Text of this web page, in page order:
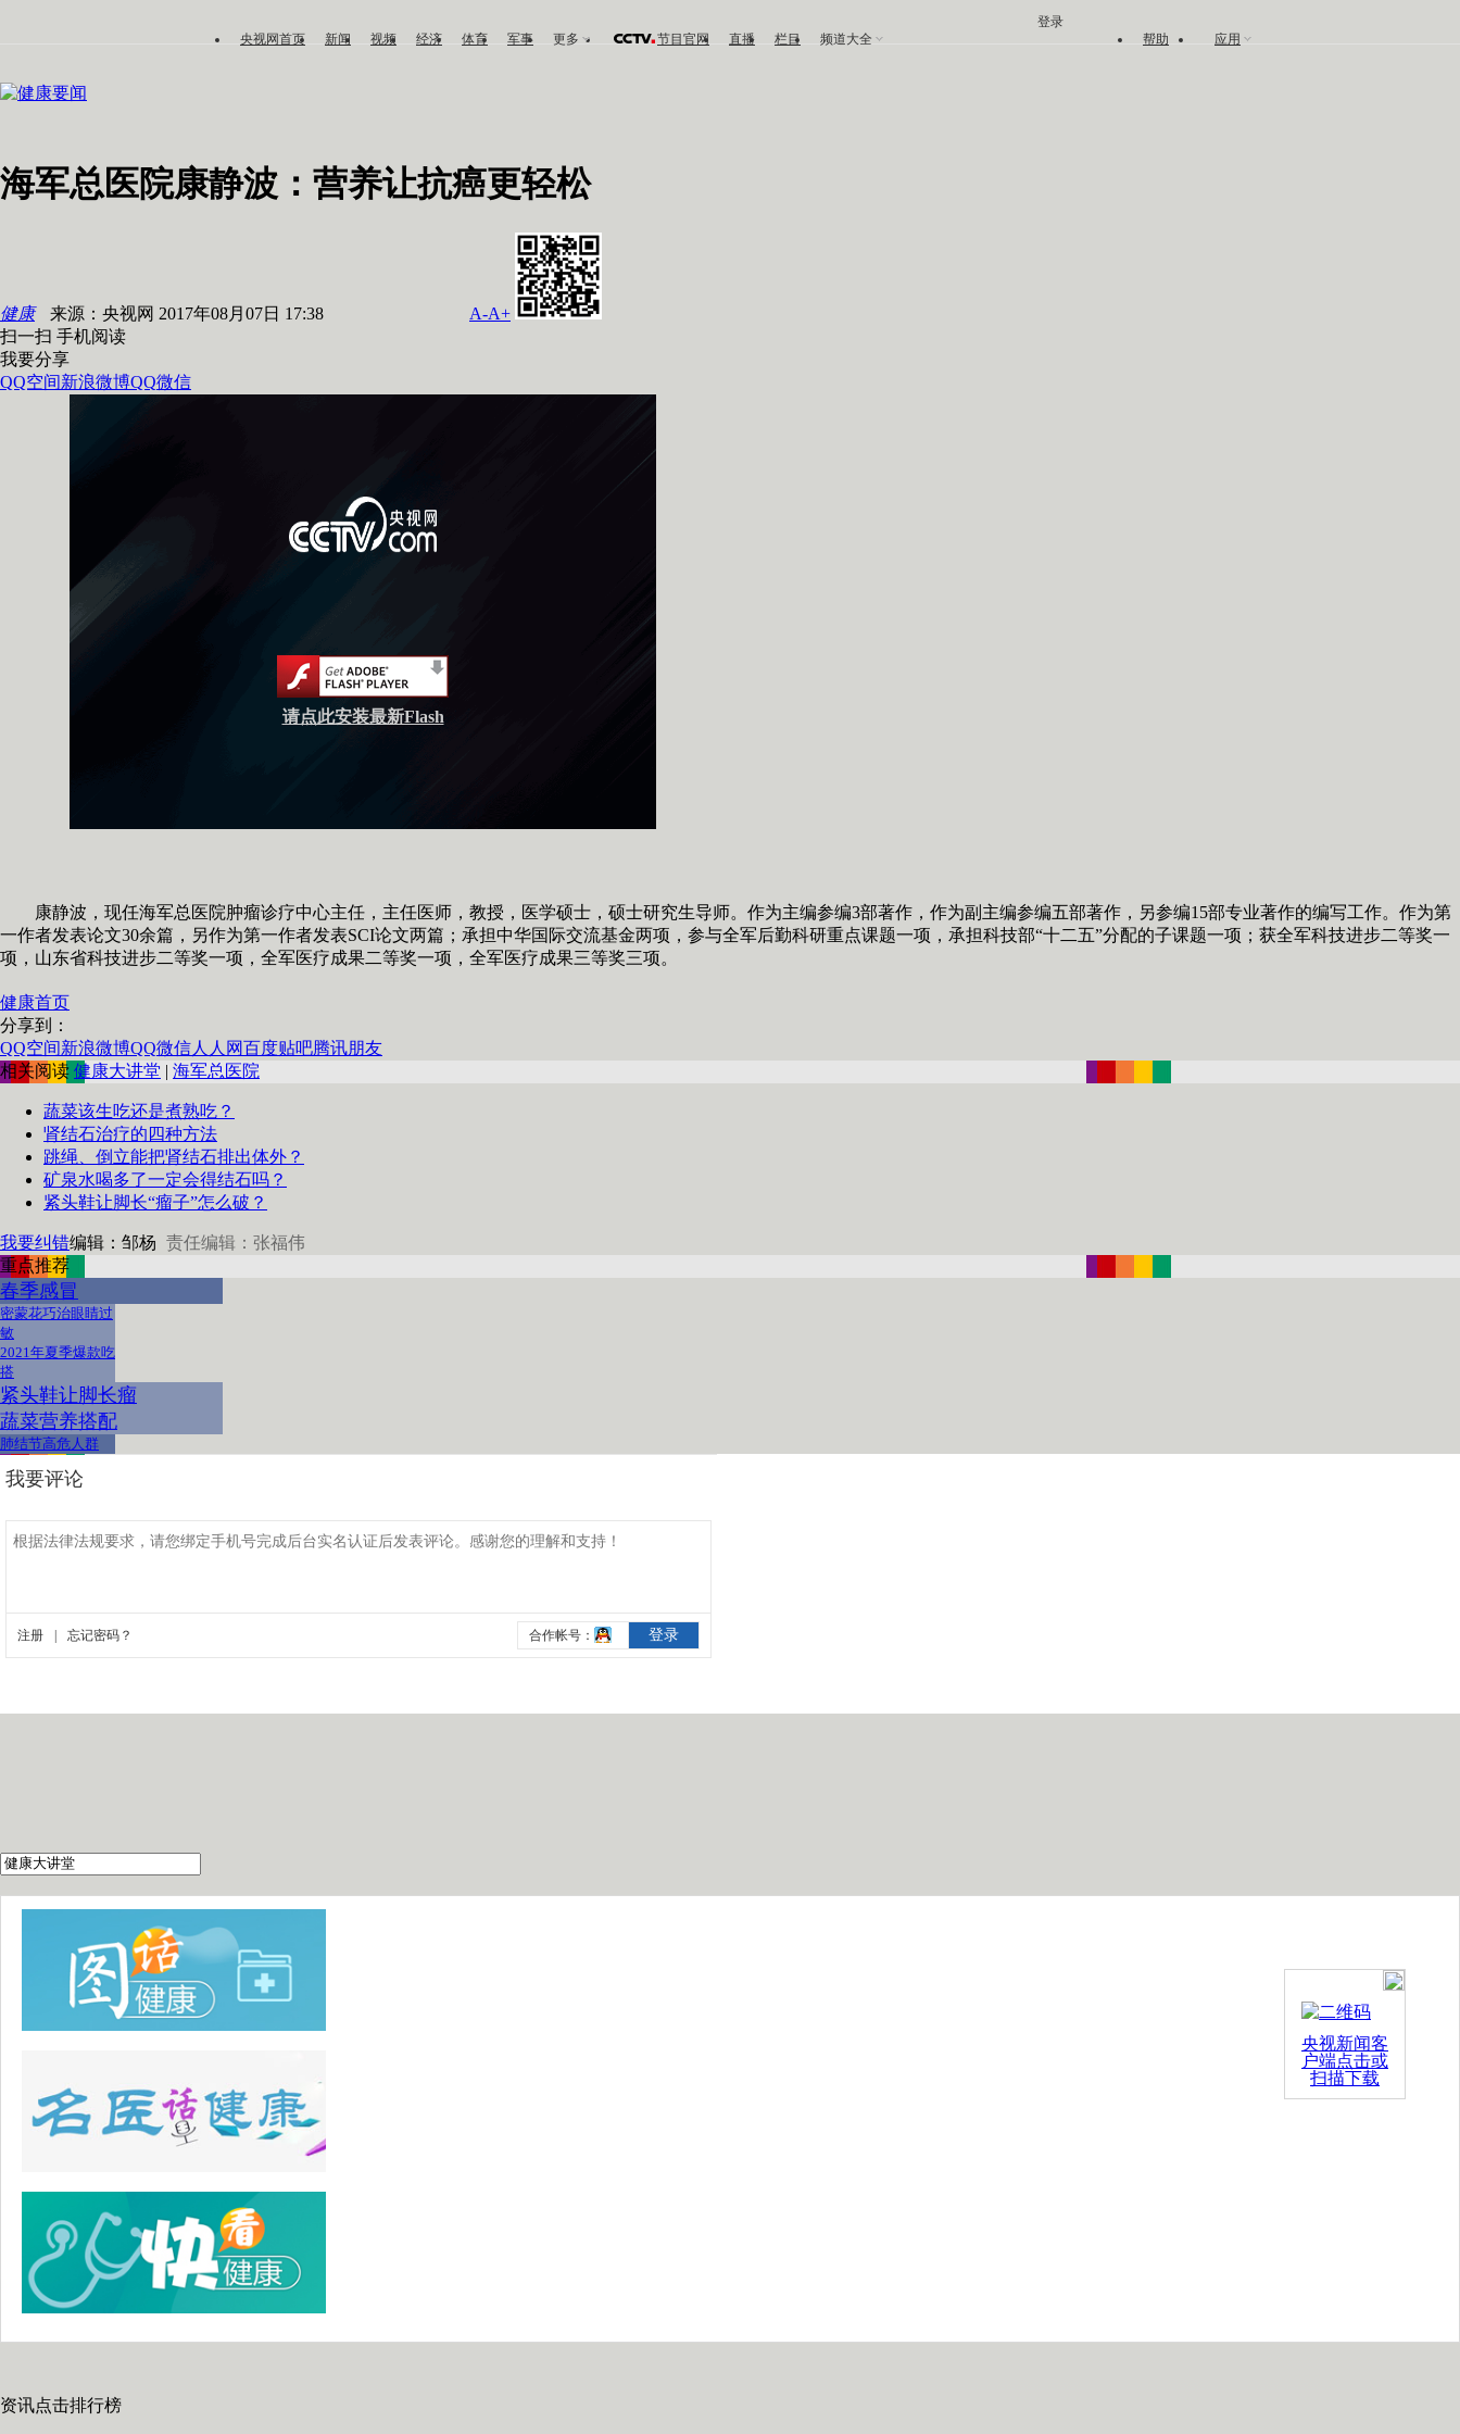
央视新闻客
户端点击或
扫描下载
央视网首页 新闻 视频 经济 体育 军事 更多 节目官网 直播 栏目 频道大全 帮助 应用
登录
健康要闻
海军总医院康静波：营养让抗癌更轻松
健康 来源：央视网 2017年08月07日 17:38 A-A+
扫一扫 手机阅读
我要分享
QQ空间新浪微博QQ微信
请点此安装最新Flash
康静波，现任海军总医院肿瘤诊疗中心主任，主任医师，教授，医学硕士，硕士研究生导师。作为主编参编3部著作，作为副主编参编五部著作，另参编15部专业著作的编写工作。作为第
一作者发表论文30余篇，另作为第一作者发表SCI论文两篇；承担中华国际交流基金两项，参与全军后勤科研重点课题一项，承担科技部“十二五”分配的子课题一项；获全军科技进步二等奖一
项，山东省科技进步二等奖一项，全军医疗成果二等奖一项，全军医疗成果三等奖三项。
健康首页
分享到：
QQ空间新浪微博QQ微信人人网百度贴吧腾讯朋友
相关阅读 健康大讲堂 | 海军总医院
蔬菜该生吃还是煮熟吃？
肾结石治疗的四种方法
跳绳、倒立能把肾结石排出体外？
矿泉水喝多了一定会得结石吗？
紧头鞋让脚长“瘤子”怎么破？
我要纠错编辑：邹杨 责任编辑：张福伟
重点推荐
春季感冒
密蒙花巧治眼睛过
敏
2021年夏季爆款吃
搭
紧头鞋让脚长瘤
蔬菜营养搭配
肺结节高危人群
资讯点击排行榜